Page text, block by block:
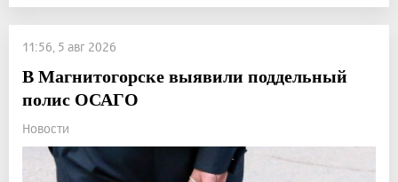
11:56, 5 авг 2026
В Магнитогорске выявили поддельный
полис ОСАГО
Новости